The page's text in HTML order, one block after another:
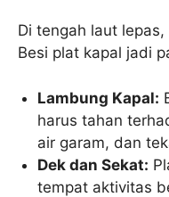
Di tengah laut
Besi plat kapal jadi
Lambung Kapal:
harus tahan
air garam, dan
Dek dan Sekat:
tempat aktivitas